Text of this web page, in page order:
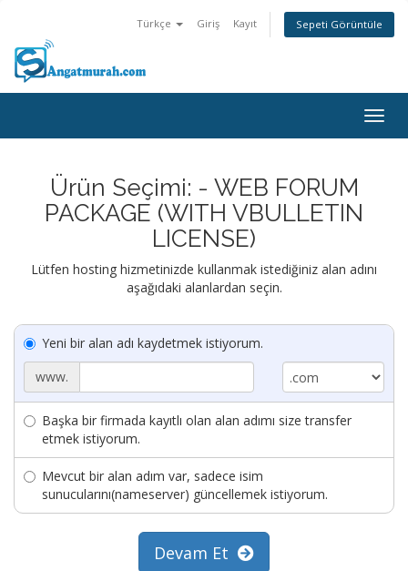
Türkçe Giriş Kayıt Sepeti Görüntüle
Ürün Seçimi: - WEB FORUM
PACKAGE (WITH VBULLETIN
LICENSE)
Lütfen hosting hizmetinizde kullanmak istediğiniz alan adını
aşağıdaki alanlardan seçin.
Yeni bir alan adı kaydetmek istiyorum.
www.
Başka bir firmada kayıtlı olan alan adımı size transfer
etmek istiyorum.
Mevcut bir alan adım var, sadece isim
sunucularını(nameserver) güncellemek istiyorum.
Devam Et